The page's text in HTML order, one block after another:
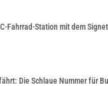
Fahrrad-Station mit dem
Die Schlaue Nummer für